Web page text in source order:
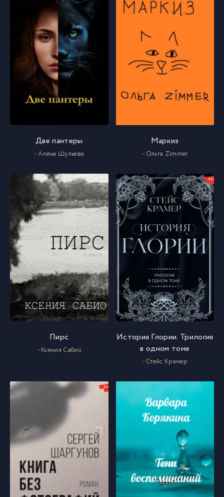
Две пантеры
- Алена Шульева
Маркиз
- Ольга Zimmer
Пирс
- Ксения Сабио
История Глории. Трилогия
в одном томе
- Стейс Крамер